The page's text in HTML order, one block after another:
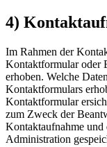
4)
Im Rahmen der
Kontaktformular oder
erhoben. Welche
Kontaktformulars
Kontaktformular
zum Zweck der
Kontaktaufnahme und
Administration